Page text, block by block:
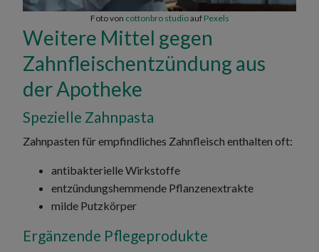
Foto von cottonbro studioauf Pexels
Weitere Mittel gegen
Zahnfleischentzündung aus
der Apotheke
Spezielle Zahnpasta
Zahnpasten für empfindliches Zahnfleisch enthalten oft:
antibakterielle Wirkstoffe
entzündungshemmende Pflanzenextrakte
milde Putzkörper
Ergänzende Pflegeprodukte